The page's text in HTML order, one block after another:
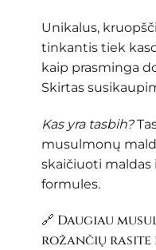
Unikalus,
tinkantis tiek
kaip prasminga
Skirtas
Kas yra tasbih?
musulmonų
skaičiuoti
formules.
🔗 Daugiau
rožančių rasite